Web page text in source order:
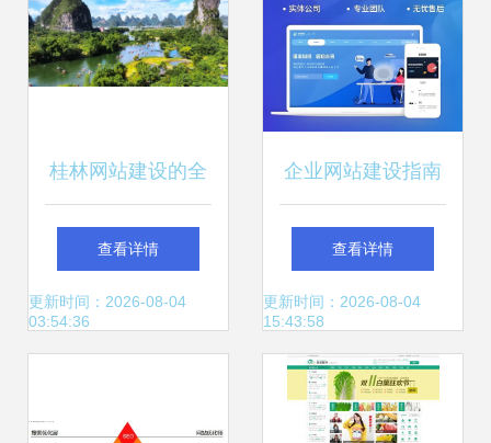
桂林网站建设的全
面指南 从桂林生活
网官网登录说起
查看详情
更新时间：2026-08-04
03:54:36
企业网站建设指南
如何选择唐山地区
的专业服务商？
查看详情
更新时间：2026-08-04
15:43:58